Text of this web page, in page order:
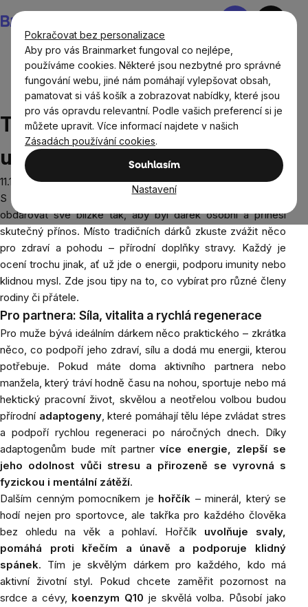
Pokračovat bez personalizace
Aby pro vás Brainmarket fungoval co nejlépe,
používáme cookies. Některé jsou nezbytné pro správné
fungování webu, jiné nám pomáhají vylepšovat obsah,
pamatovat si váš košík a zobrazovat nabídky, které jsou
pro vás opravdu relevantní. Podle vašich preferencí si je
můžete upravit. Více informací najdete v našich
Zásadách používání cookies.
Souhlasím
Nastavení
na
obsah
Nákupní
Blog
Tipy na vánoční dárky, které udělají radost a
pomohou
Tipy na vánoční dárky, které
udělají radost a pomohou
11.11.2024
S blížícími se Vánocemi možná přemýšlíte, čím letos
obdarovat své blízké tak, aby byl dárek osobní a přinesl
skutečný přínos. Místo tradičních dárků zkuste zvážit něco
pro zdraví a pohodu – přírodní doplňky stravy. Každý je
ocení trochu jinak, ať už jde o energii, podporu imunity nebo
klidnou mysl. Zde jsou tipy na to, co vybírat pro různé členy
rodiny či přátele.
Pro partnera: Síla, vitalita a rychlá regenerace
Pro muže bývá ideálním dárkem něco praktického – zkrátka
něco, co podpoří jeho zdraví, sílu a dodá mu energii, kterou
potřebuje. Pokud máte doma aktivního partnera nebo
manžela, který tráví hodně času na nohou, sportuje nebo má
hektický pracovní život, skvělou a neotřelou volbou budou
přírodní adaptogeny, které pomáhají tělu lépe zvládat stres
a podpoří rychlou regeneraci po náročných dnech. Díky
adaptogenům bude mít partnervíce energie, zlepší se
jeho odolnost vůči stresu a přirozeně se vyrovná s
fyzickou i mentální zátěží.
Dalším cenným pomocníkem je hořčík – minerál, který se
hodí nejen pro sportovce, ale takřka pro každého člověka
bez ohledu na věk a pohlaví. Hořčík uvolňuje svaly,
pomáhá proti křečím a únavě a podporuje klidný
spánek. Tím je skvělým dárkem pro každého, kdo má
aktivní životní styl. Pokud chcete zaměřit pozornost na
srdce a cévy, koenzym Q10 je skvělá volba. Působí jako